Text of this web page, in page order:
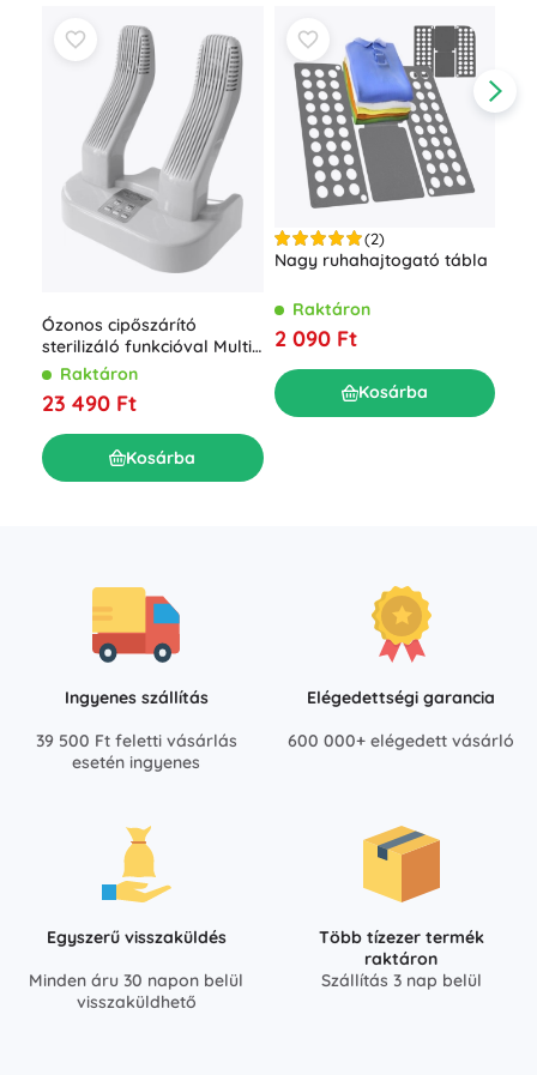
Ózonos cipőszárító
sterilizáló funkcióval Multi
Dryer Ozone Pro
Raktáron
23 490 Ft
Kosárba
(2)
Nagy ruhahajtogató tábla
Raktáron
2 090 Ft
Kosárba
Ingyenes szállítás
39 500 Ft feletti vásárlás
esetén ingyenes
Elégedettségi garancia
600 000+ elégedett vásárló
Egyszerű visszaküldés
Minden áru 30 napon belül
visszaküldhető
Több tízezer termék
raktáron
Szállítás 3 nap belül